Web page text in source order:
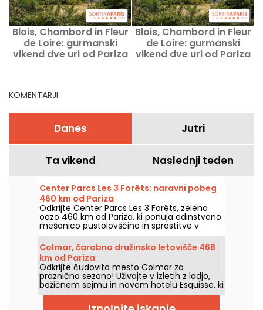
Blois, Chambord in Fleur
de Loire: gurmanski
vikend dve uri od Pariza
Blois, Chambord in Fleur
de Loire: gurmanski
vikend dve uri od Pariza
KOMENTARJI
Danes Jutri
Ta vikend Naslednji teden
Center Parcs Les 3 Forêts: naravni pobeg
460 km od Pariza
Odkrijte Center Parcs Les 3 Forêts, zeleno
oazo 460 km od Pariza, ki ponuja edinstveno
mešanico pustolovščine in sprostitve v
osrčju narave.
Colmar, čarobno družinsko letovišče 468
km od Pariza
Odkrijte čudovito mesto Colmar za
praznično sezono! Uživajte v izletih z ladjo,
božičnem sejmu in novem hotelu Esquisse, ki
bo odprt leta 2023.